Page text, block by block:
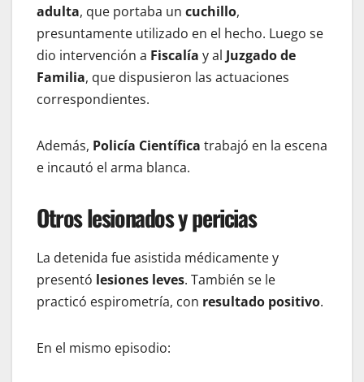
adulta, que portaba un cuchillo,
presuntamente utilizado en el hecho. Luego se
dio intervención a Fiscalía y al Juzgado de
Familia, que dispusieron las actuaciones
correspondientes.
Además, Policía Científica trabajó en la escena
e incautó el arma blanca.
Otros lesionados y pericias
La detenida fue asistida médicamente y
presentó lesiones leves. También se le
practicó espirometría, con resultado positivo.
En el mismo episodio: